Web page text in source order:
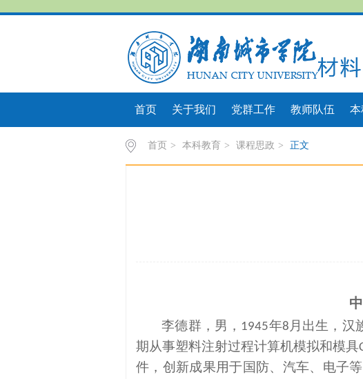
首页 关于我们 党群工作 教师队伍 本
首页 > 本科教育 > 课程思政 > 正文
李德群，男， 1945年8 月出生，汉
期从事塑料注射过程计算机模拟和模具
件，创新成果用于国防、汽车、电子